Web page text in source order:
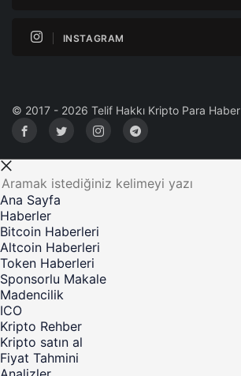
INSTAGRAM
© 2017 - 2026 Telif Hakkı Kripto Para Haber
Ana Sayfa
Haberler
Bitcoin Haberleri
Altcoin Haberleri
Token Haberleri
Sponsorlu Makale
Madencilik
ICO
Kripto Rehber
Kripto satın al
Fiyat Tahmini